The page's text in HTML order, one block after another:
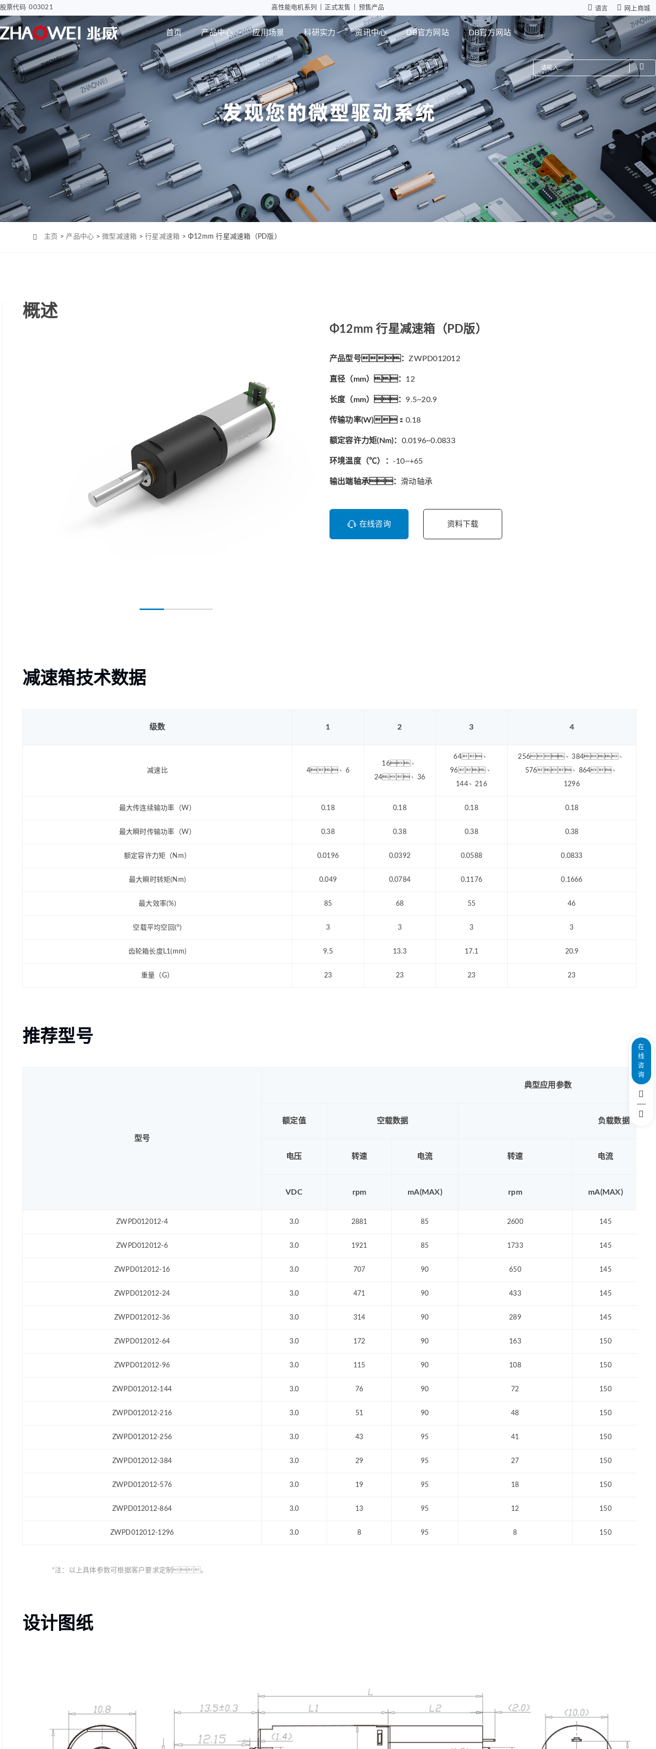
股票代码 003021 高性能电机系列 正式发售 预售产品 语言 网上商城
首页 产品中心
步进电机
电机
拇指并排直线电机
Φ12mm拇指直线电机
Φ12mm掌心直线电
Φ12mm掌心直线电
Φ8mm 编码器
Φ12mm 编码器
Φ22mm 编码器
Φ38mm 编码器
无刷空心杯电机
Φ4mm（MC0408）
Φ6mm（CL0623）
Φ22mm（MC2250）
行星减速箱
PD版本
ZWPD Φ4.3mm系列
ZWPD Φ6mm系列
ZWPD Φ8mm系列
ZWPD Φ10mm系列
ZWPD Φ12mm系列
ZWPD Φ16mm系列
ZWPD Φ20mm系列
MD版本
ZWMD Φ3.4mm系列
ZWMD Φ4.3mm系列
ZWMD Φ6mm系列
ZWMD Φ8mm系列
ZWMD Φ10mm系列
ZWMD Φ12mm系列
ZWMD Φ38mm系列
行星减速箱（高性能版）
ZWSMD Φ4mm系列
ZWSMD Φ6mm系列
ZWSMD Φ8mm系列
ZWSMD Φ10mm系列
ZWSMD Φ12mm系列
ZWSMD Φ16mm系列
ZWSMD Φ19mm系列
零背隙齿轮箱
电路板
应用场景
智能汽车屏幕解决方案
电子驻车MGU
智能尾门伸缩
骨科手术创面清洗泵
胰岛素注射泵
工业自动化
高性能电机应用
智能消费
摄像头模组
微型瞳距调节驱动系统
机器人
仿生机器人灵巧手
科研实力
研发实力 设计实力 智能制造 检测能力
资讯中心
企业动态 展会活动 行业资讯 常见问题
DB官方网站
公司介绍 可持续发展 DB官方网站
DB官方网站
主页 > 产品中心 >微型减速箱 >行星减速箱 > Φ12mm 行星减速箱（PD版）
概述
Φ12mm 行星减速箱（PD版）
产品型号：ZWPD012012
直径（mm）： 12
长度（mm）： 9.5~20.9
传输功率(W)： 0.18
额定容许力矩(Nm)： 0.0196~0.0833
环境温度（℃）： -10~+65
输出端轴承： 滑动轴承
在线咨询 资料下载
减速箱技术数据
级数 1 2 3 4
减速比 4、6
16、
24、36
64、
96、
144、216
256、384、
576、864、
1296
最大传连续输功率（W） 0.18 0.18 0.18 0.18
最大瞬时传输功率（W） 0.38 0.38 0.38 0.38
额定容许力矩（Nm） 0.0196 0.0392 0.0588 0.0833
最大瞬时转矩(Nm) 0.049 0.0784 0.1176 0.1666
最大效率(%) 85 68 55 46
空载平均空回(°) 3 3 3 3
齿轮箱长度L1(mm) 9.5 13.3 17.1 20.9
重量（G） 23 23 23 23
推荐型号
型号
典型应用参数
额定值 空载数据 负载数据
电压 转速 电流 转速 电流
VDC rpm mA(MAX) rpm mA(MAX)
ZWPD012012-4 3.0 2881 85 2600 145
ZWPD012012-6 3.0 1921 85 1733 145
ZWPD012012-16 3.0 707 90 650 145
ZWPD012012-24 3.0 471 90 433 145
ZWPD012012-36 3.0 314 90 289 145
ZWPD012012-64 3.0 172 90 163 150
ZWPD012012-96 3.0 115 90 108 150
ZWPD012012-144 3.0 76 90 72 150
ZWPD012012-216 3.0 51 90 48 150
ZWPD012012-256 3.0 43 95 41 150
ZWPD012012-384 3.0 29 95 27 150
ZWPD012012-576 3.0 19 95 18 150
ZWPD012012-864 3.0 13 95 12 150
ZWPD012012-1296 3.0 8 95 8 150
*注：以上具体参数可根据客户要求定制。
设计图纸
在
线
咨
询